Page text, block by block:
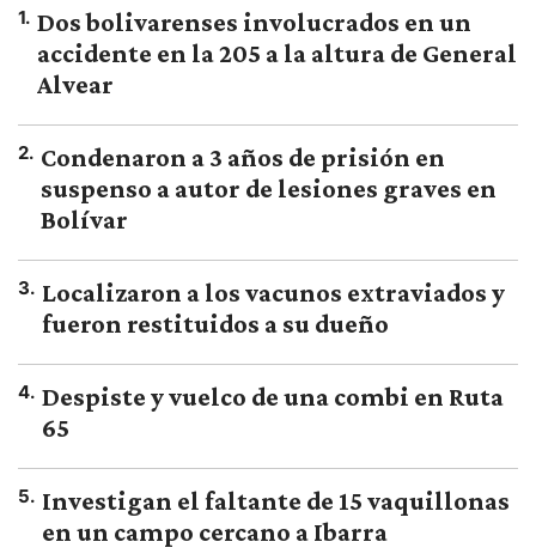
1. Dos bolivarenses involucrados en un
accidente en la 205 a la altura de General
Alvear
2. Condenaron a 3 años de prisión en
suspenso a autor de lesiones graves en
Bolívar
3. Localizaron a los vacunos extraviados y
fueron restituidos a su dueño
4. Despiste y vuelco de una combi en Ruta
65
5. Investigan el faltante de 15 vaquillonas
en un campo cercano a Ibarra